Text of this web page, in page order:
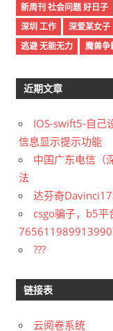
新周刊 社会问题 好日子
深圳 工作
深爱某女子
逃避 无能无力
魔兽争
近期文章
IOS-swift5-自己
信息显示提示功能
中国广东电信（
法
达芬奇
csgo骗子，b5平
???
链接表
云阅卷系统